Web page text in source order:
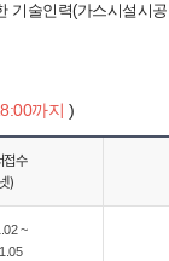
기술인력(가스시설시
까지 )
접수
)
~